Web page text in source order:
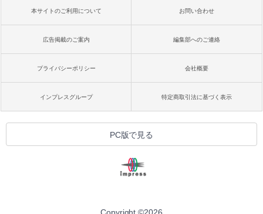
本サイトのご利用について お問い合わせ
広告掲載のご案内 編集部へのご連絡
プライバシーポリシー 会社概要
インプレスグループ 特定商取引法に基づく表示
PC版で見る
Copyright ©2026